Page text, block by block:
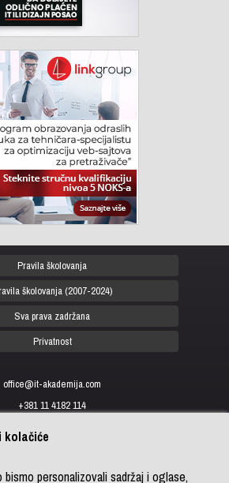
Pravila školovanja
školovanja (2007-2024)
Sva prava zadržana
Privatnost
office@it-akademija.com
+381 11 4182 114
personalizovali sadržaj i oglase,